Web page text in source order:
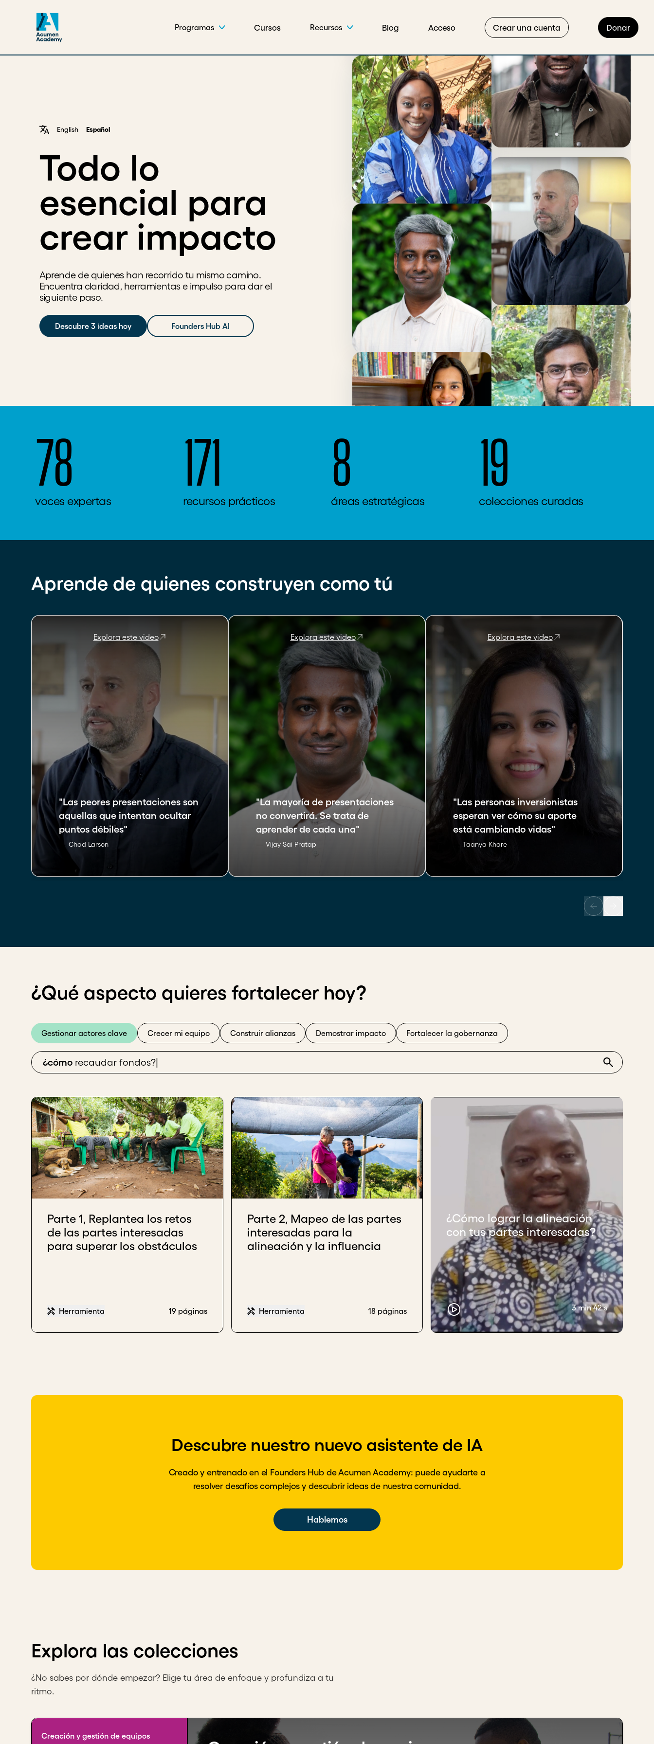
Programas Cursos Recursos Blog Acceso Crear una cuenta Donar
English Español
Todo lo
esencial para
crear impacto
Aprende de quienes han recorrido tu mismo camino.
Encuentra claridad, herramientas e impulso para dar el
siguiente paso.
Descubre 3 ideas hoy Founders Hub AI
78
voces expertas
171
recursos prácticos
8
áreas estratégicas
19
colecciones curadas
Aprende de quienes construyen como tú
Explora este video
"Las peores presentaciones son
aquellas que intentan ocultar
puntos débiles"
— Chad Larson
Explora este video
"La mayoría de presentaciones
no convertirá. Se trata de
aprender de cada una"
— Vijay Sai Pratap
Explora este video
"Las personas inversionistas
esperan ver cómo su aporte
está cambiando vidas"
— Taanya Khare
¿Qué aspecto quieres fortalecer hoy?
Gestionar actores clave Crecer mi equipo Construir alianzas Demostrar impacto Fortalecer la gobernanza
¿cómo recauda|
Parte 1, Replantea los retos
de las partes interesadas
para superar los obstáculos
Herramienta 19 páginas
Parte 2, Mapeo de las partes
interesadas para la
alineación y la influencia
Herramienta 18 páginas
¿Cómo lograr la alineación
con tus partes interesadas?
3 min 42 s
Descubre nuestro nuevo asistente de IA
Creado y entrenado en el Founders Hub de Acumen Academy: puede ayudarte a
resolver desafíos complejos y descubrir ideas de nuestra comunidad.
Hablemos
Explora las colecciones
¿No sabes por dónde empezar? Elige tu área de enfoque y profundiza a tu
ritmo.
Creación y gestión de equipos